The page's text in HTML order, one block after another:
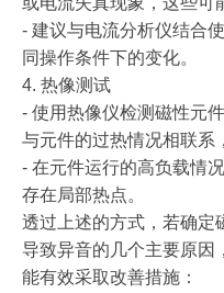
- 建议与电流分析仪结合
同操作条件下的变化。
4. 热像测试
- 使用热像仪检测磁性元
与元件的过热情况相联系
- 在元件运行的高负载情
存在局部热点。
透过上述的方式，若确定
导致异音的几个主要原因
能有效采取改善措施：